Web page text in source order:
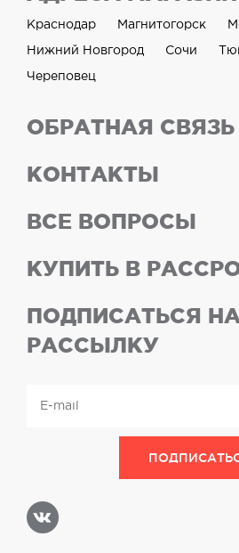
Краснодар Магнитогорск
Нижний Новгород Сочи
Череповец
ОБРАТНАЯ СВЯЗЬ
КОНТАКТЫ
ВСЕ ВОПРОСЫ
КУПИТЬ В
ПОДПИСАТЬСЯ
РАССЫЛКУ